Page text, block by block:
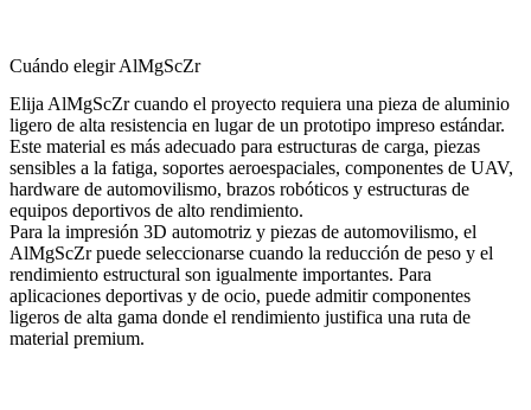
Cuándo elegir AlMgScZr
Elija AlMgScZr cuando el proyecto requiera una pieza de aluminio
ligero de alta resistencia en lugar de un prototipo impreso estándar.
Este material es más adecuado para estructuras de carga, piezas
sensibles a la fatiga, soportes aeroespaciales, componentes de UAV,
hardware de automovilismo, brazos robóticos y estructuras de
equipos deportivos de alto rendimiento.
Para la impresión 3D automotriz y piezas de automovilismo, el
AlMgScZr puede seleccionarse cuando la reducción de peso y el
rendimiento estructural son igualmente importantes. Para
aplicaciones deportivas y de ocio, puede admitir componentes
ligeros de alta gama donde el rendimiento justifica una ruta de
material premium.